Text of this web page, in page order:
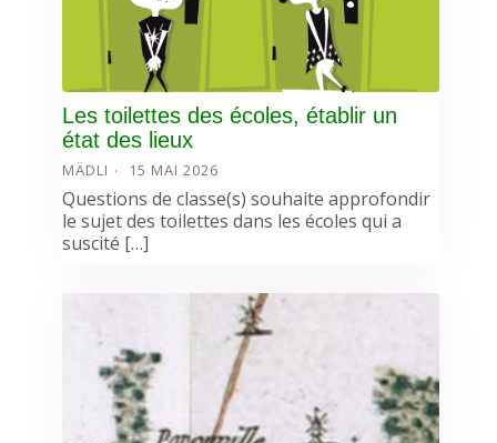
Les toilettes des écoles, établir un
état des lieux
MÄDLI 15 MAI 2026
Questions de classe(s) souhaite approfondir
le sujet des toilettes dans les écoles qui a
suscité […]